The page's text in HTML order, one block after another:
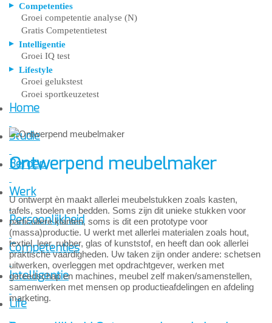
Competenties
Groei competentie analyse (N)
Gratis Competentietest
Intelligentie
Groei IQ test
Lifestyle
Groei gelukstest
Groei sportkeuzetest
Home
Studie
Beroep
Werk
Persoonlijkheid
Competenties
Intelligentie
Life
Ontwerpend meubelmaker
U ontwerpt èn maakt allerlei meubelstukken zoals kasten,
tafels, stoelen en bedden. Soms zijn dit unieke stukken voor
particuliere klanten, soms is dit een prototype voor
(massa)productie. U werkt met allerlei materialen zoals hout,
textiel, leer, rubber, glas of kunststof, en heeft dan ook allerlei
praktische vaardigheden. Uw taken zijn onder andere: schetsen
uitwerken, overleggen met opdrachtgever, werken met
gereedschap en machines, meubel zelf maken/samenstellen,
samenwerken met mensen op productieafdelingen en afdeling
marketing.